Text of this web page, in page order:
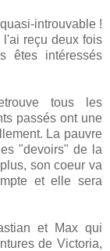
introuvable !
l'ai reçu deux fois
êtes intéressés
tous les
passés ont une
La pauvre
"devoirs" de la
son coeur va
et elle sera
et Max qui
de Victoria,